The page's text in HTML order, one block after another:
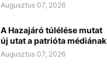
Augusztus 07, 2026
A Hazajáró túlélése mutat
új utat a patrióta médiának
Augusztus 07, 2026